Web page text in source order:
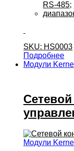
RS-485;
SKU: HS0003
Подробнее
Модули
Модули